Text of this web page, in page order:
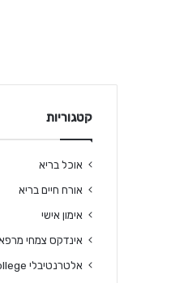
קטגוריות
אוכל בריא
אורח חיים בריא
אימון אישי
אינדקס צמחי
אלטרנטיבלי College